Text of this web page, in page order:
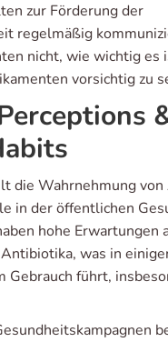
zur Förderung der
regelmäßig
nicht, wie wichtig es
vorsichtig zu
die Wahrnehmung
in der öffentlichen
hohe Erwartungen
was in
Gebrauch führt,